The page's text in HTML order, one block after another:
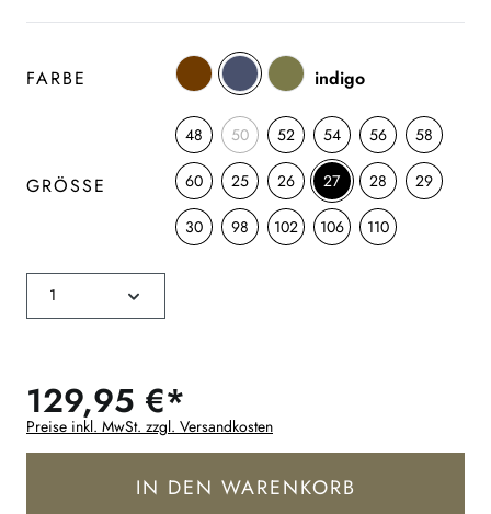
FARBE indigo
GRÖSSE
48 50 52 54 56 58
60 25 26 27 28 29
30 98 102 106 110
129,95 €*
Preise inkl. MwSt. zzgl. Versandkosten
IN DEN WARENKORB